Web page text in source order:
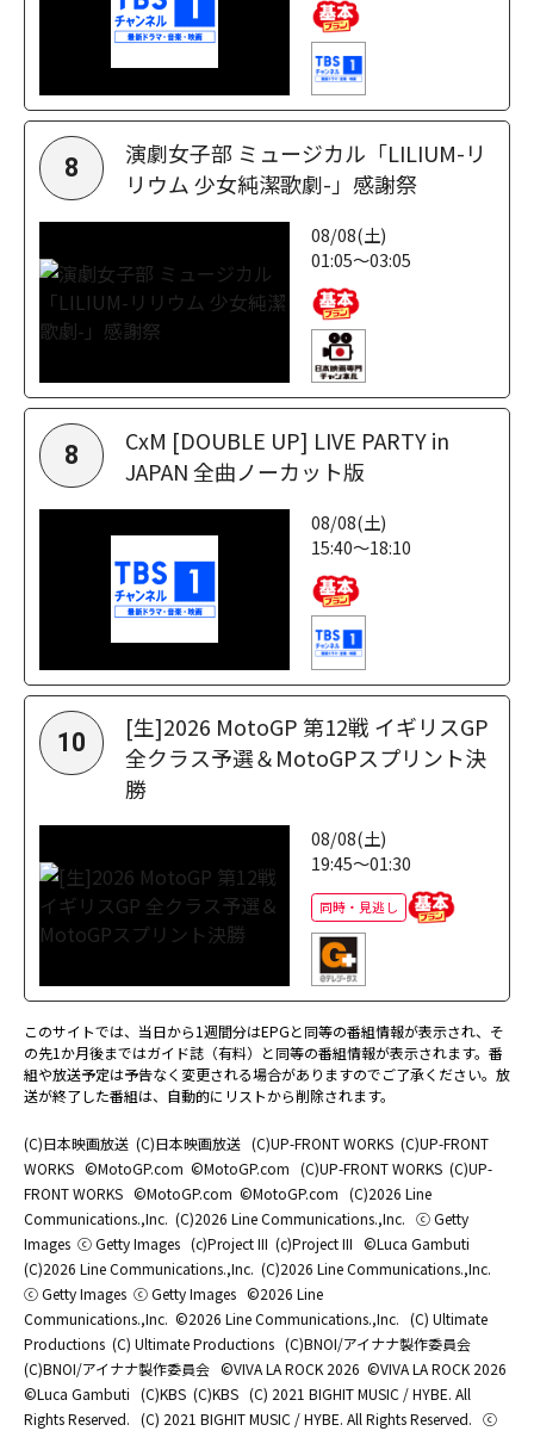
8
演劇女子部 ミュージカル「LILIUM-リ
リウム 少女純潔歌劇-」感謝祭
08/08(土)
01:05～03:05
8
CxM [DOUBLE UP] LIVE PARTY in
JAPAN 全曲ノーカット版
08/08(土)
15:40～18:10
10
[生]2026 MotoGP 第12戦 イギリスGP
全クラス予選＆MotoGPスプリント決
勝
08/08(土)
19:45～01:30
同時・見逃し
このサイトでは、当日から1週間分はEPGと同等の番組情報が表示され、そ
の先1か月後まではガイド誌（有料）と同等の番組情報が表示されます。番
組や放送予定は予告なく変更される場合がありますのでご了承ください。放
送が終了した番組は、自動的にリストから削除されます。
(C)日本映画放送 (C)日本映画放送 (C)UP-FRONT WORKS (C)UP-FRONT
WORKS ©MotoGP.com ©MotoGP.com (C)UP-FRONT WORKS (C)UP-
FRONT WORKS ©MotoGP.com ©MotoGP.com (C)2026 Line
Communications.,Inc. (C)2026 Line Communications.,Inc. ⓒ Getty
Images ⓒ Getty Images (c)Project III (c)Project III ©Luca Gambuti
(C)2026 Line Communications.,Inc. (C)2026 Line Communications.,Inc.
ⓒ Getty Images ⓒ Getty Images ©2026 Line
Communications.,Inc. ©2026 Line Communications.,Inc. (C) Ultimate
Productions (C) Ultimate Productions (C)BNOI/アイナナ製作委員会
(C)BNOI/アイナナ製作委員会 ©️VIVA LA ROCK 2026 ©️VIVA LA ROCK 2026
©Luca Gambuti (C)KBS (C)KBS (C) 2021 BIGHIT MUSIC / HYBE. All
Rights Reserved. (C) 2021 BIGHIT MUSIC / HYBE. All Rights Reserved. ⓒ